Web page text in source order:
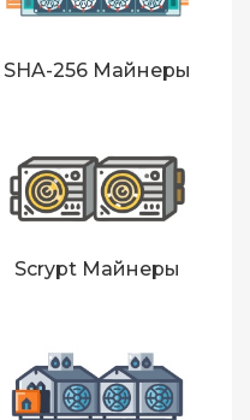
SHA-256 Майнеры
Scrypt Майнеры